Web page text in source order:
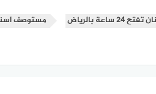
ساعة بالرياض مستوصف اسنان